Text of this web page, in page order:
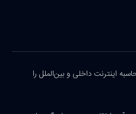
اینترنت داخلی و بین‌الملل را